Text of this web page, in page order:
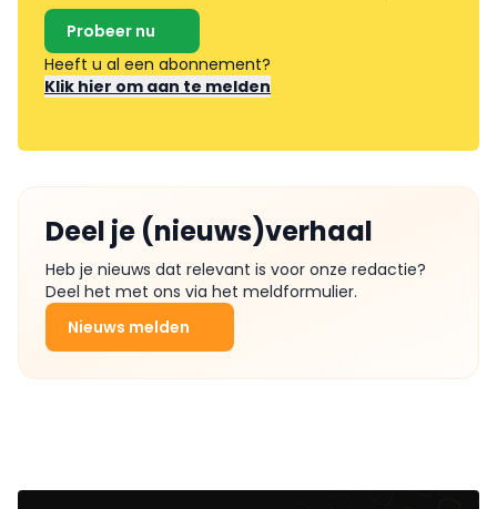
Probeer nu
Heeft u al een abonnement?
Klik hier om aan te melden
Deel je (nieuws)verhaal
Heb je nieuws dat relevant is voor onze redactie?
Deel het met ons via het meldformulier.
Nieuws melden